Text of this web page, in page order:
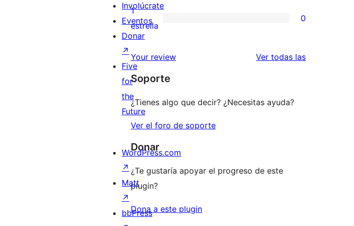
3
estrellas
valoraciones
de
2
estrellas
0
valoraciones
de
1
estrellas
1
estrella
0
Your review Ver todas lasvaloraciones
Soporte
¿Tienes algo que decir? ¿Necesitas ayuda?
Ver el foro de soporte
Donar
¿Te gustaría apoyar el progreso de este
plugin?
Dona a este plugin
Involúcrate
Eventos
Donar
↗
Five
for
the
Future
WordPress.com
↗
Matt
↗
bbPress